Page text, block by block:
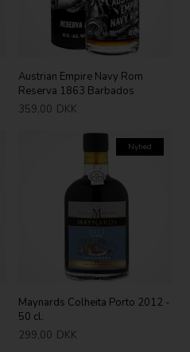
Austrian Empire Navy Rom
Reserva 1863 Barbados
359,00 DKK
Nyhed
Maynards Colheita Porto 2012 -
50 cl.
299,00 DKK